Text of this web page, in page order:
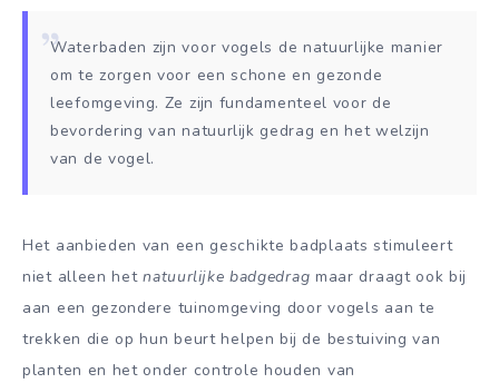
Waterbaden zijn voor vogels de natuurlijke manier
om te zorgen voor een schone en gezonde
leefomgeving. Ze zijn fundamenteel voor de
bevordering van natuurlijk gedrag en het welzijn
van de vogel.
Het aanbieden van een geschikte badplaats stimuleert
niet alleen hetnatuurlijke badgedrag maar draagt ook bij
aan een gezondere tuinomgeving door vogels aan te
trekken die op hun beurt helpen bij de bestuiving van
planten en het onder controle houden van